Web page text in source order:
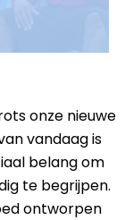
onze nieuwe
vandaag is
belang om
te begrijpen.
ontworpen